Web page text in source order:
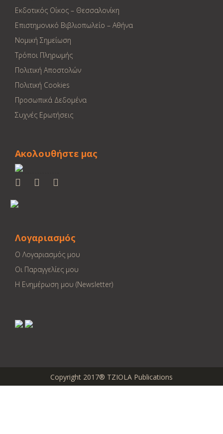
Εκδοτικός Οίκος – Θεσσαλονίκη
Επιστημονικό Βιβλιοπωλείο – Αθήνα
Νομική Σημείωση
Τρόποι Πληρωμής
Πολιτική Αποστολών
Πολιτική Cookies
Προσωπικά Δεδομένα
Συχνές Ερωτήσεις
Ακολουθήστε μας
Λογαριασμός
Ο Λογαριασμός μου
Οι Παραγγελίες μου
Η Ενημέρωση μου (Newsletter)
Copyright 2017® TZIOLA Publications